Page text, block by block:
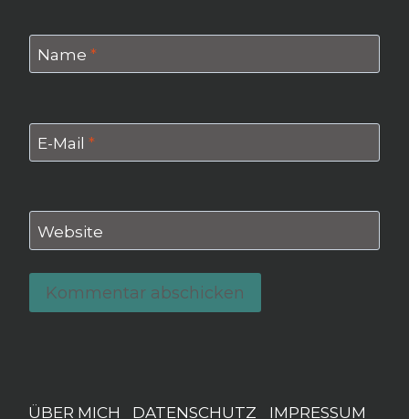
Name *
E-Mail *
Website
ÜBER MICH DATENSCHUTZ IMPRESSUM